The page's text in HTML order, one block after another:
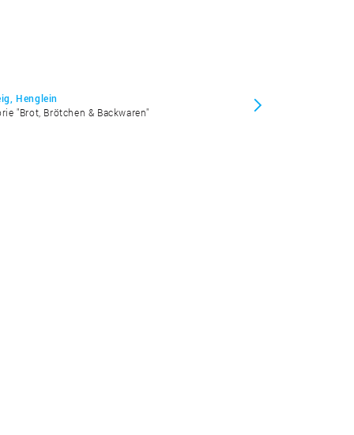
Henglein
"Brot, Brötchen & Backwaren"